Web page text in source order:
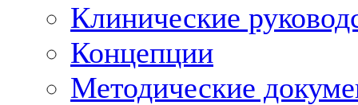
Клинические
Концепции
Методические